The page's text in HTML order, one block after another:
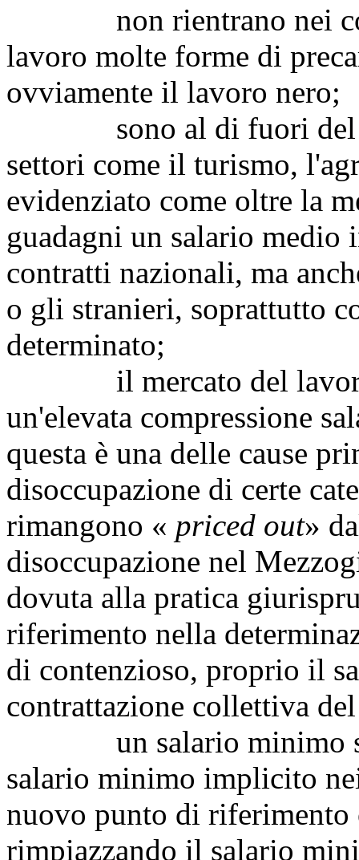
non rientrano nei
lavoro molte forme di
ovviamente il lavoro nero;
sono al di fuori del
settori come il turismo,
evidenziato come oltre la
guadagni un salario
contratti nazionali, ma
o gli stranieri, soprattutto
determinato;
il mercato del lavoro
un'elevata compressione
questa è una delle cause
disoccupazione di certe
rimangono « priced out»
disoccupazione nel
dovuta alla pratica
riferimento nella
di contenzioso, proprio il
contrattazione collettiva
un salario minimo
salario minimo implicito
nuovo punto di riferimento
rimpiazzando il salario